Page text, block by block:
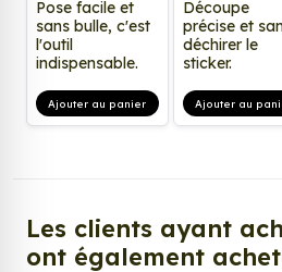
Pose facile et
sans bulle, c'est
l'outil
indispensable.
Ajouter au panier
Découpe
précise et
déchirer le
sticker.
Ajouter au
Les clients ayant
ont également